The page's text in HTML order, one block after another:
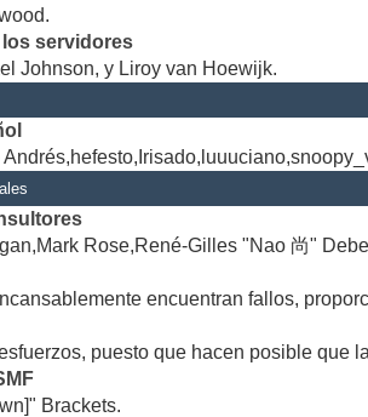
servidores
Johnson, y Liroy van Hoewijk.
Rose,René-Gilles "Nao 尚"
encuentran fallos,
puesto que hacen posible que
Brackets.